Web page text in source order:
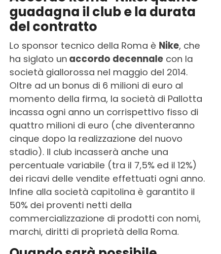
guadagna il club e la durata
del contratto
Lo sponsor tecnico della Roma è Nike, che
ha siglato un accordo decennalecon la
società giallorossa nel maggio del 2014.
Oltre ad un bonus di 6 milioni di euro al
momento della firma, la società di Pallotta
incassa ogni anno un corrispettivo fisso di
quattro milioni di euro (che diventeranno
cinque dopo la realizzazione del nuovo
stadio). Il club incasserà anche una
percentuale variabile (tra il 7,5% ed il 12%)
dei ricavi delle vendite effettuati ogni anno.
Infine alla società capitolina è garantito il
50% dei proventi netti della
commercializzazione di prodotti con nomi,
marchi, diritti di proprietà della Roma.